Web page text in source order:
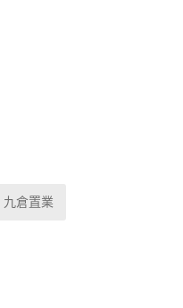
九倉置業